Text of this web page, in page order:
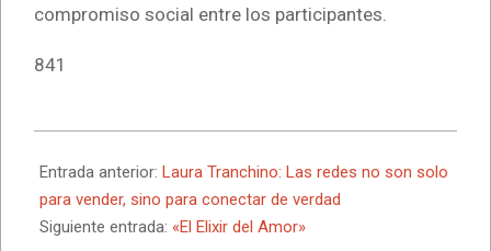
compromiso social entre los participantes.
841
04-
16
Entrada anterior: Laura Tranchino: Las redes no son solo
para vender, sino para conectar de verdad
Siguiente entrada: «El Elixir del Amor»